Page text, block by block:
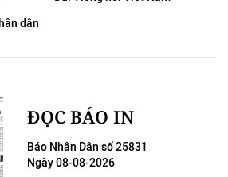
dân
ĐỌC BÁO IN
Báo Nhân Dân số 25831
Ngày 08-08-2026